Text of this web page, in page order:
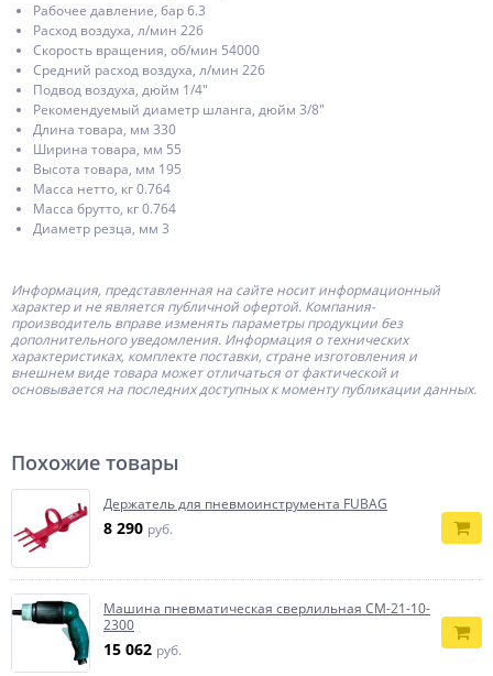
Рабочее давление, бар 6.3
Расход воздуха, л/мин 226
Скорость вращения, об/мин 54000
Средний расход воздуха, л/мин 226
Подвод воздуха, дюйм 1/4"
Рекомендуемый диаметр шланга, дюйм 3/8"
Длина товара, мм 330
Ширина товара, мм 55
Высота товара, мм 195
Масса нетто, кг 0.764
Масса брутто, кг 0.764
Диаметр резца, мм 3
Информация, представленная на сайте носит информационный
характер и не является публичной офертой. Компания-
производитель вправе изменять параметры продукции без
дополнительного уведомления. Информация о технических
характеристиках, комплекте поставки, стране изготовления и
внешнем виде товара может отличаться от фактической и
основывается на последних доступных к моменту публикации данных.
Похожие товары
Держатель для пневмоинструмента FUBAG
8 290 руб.
Машина пневматическая сверлильная СМ-21-10-
2300
15 062 руб.